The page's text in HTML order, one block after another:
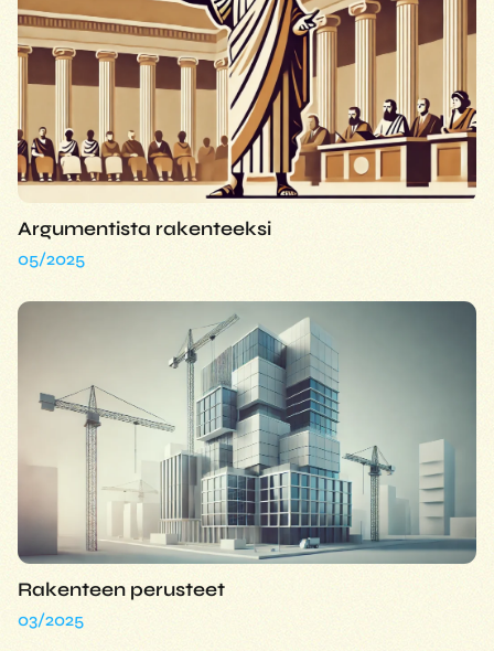
Argumentista rakenteeksi
05/2025
Rakenteen perusteet
03/2025